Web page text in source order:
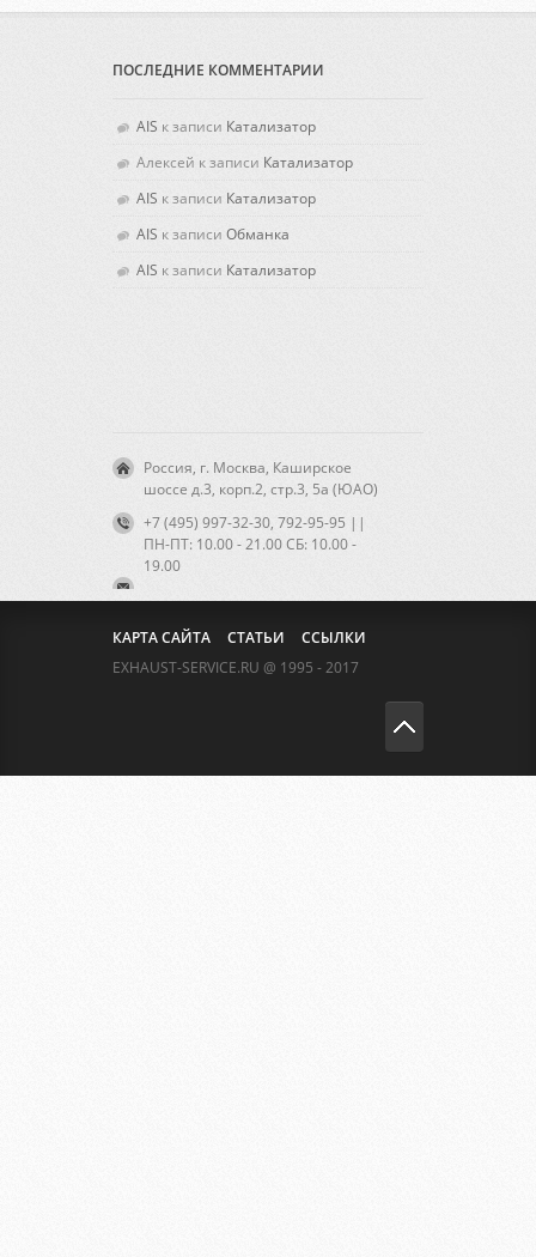
ПОСЛЕДНИЕ КОММЕНТАРИИ
AIS к записи Катализатор
Алексей к записи Катализатор
AIS к записи Катализатор
AIS к записи Обманка
AIS к записи Катализатор
Россия, г. Москва, Каширское
шоссе д.3, корп.2, стр.3, 5а (ЮАО)
+7 (495) 997-32-30, 792-95-95 ||
ПН-ПТ: 10.00 - 21.00 CБ: 10.00 -
19.00
КАРТА САЙТА СТАТЬИ
ССЫЛКИ
EXHAUST-SERVICE.RU @ 1995 - 2017